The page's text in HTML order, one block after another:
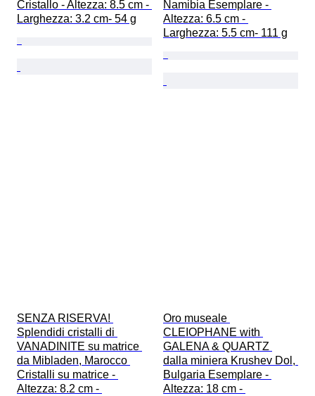
Cristallo - Altezza: 8.5 cm -
Larghezza: 3.2 cm- 54 g
Namibia Esemplare -
Altezza: 6.5 cm -
Larghezza: 5.5 cm- 111 g
SENZA RISERVA!
Splendidi cristalli di
VANADINITE su matrice
da Mibladen, Marocco
Cristalli su matrice -
Altezza: 8.2 cm -
Oro museale
CLEIOPHANE with
GALENA & QUARTZ
dalla miniera Krushev Dol,
Bulgaria Esemplare -
Altezza: 18 cm -